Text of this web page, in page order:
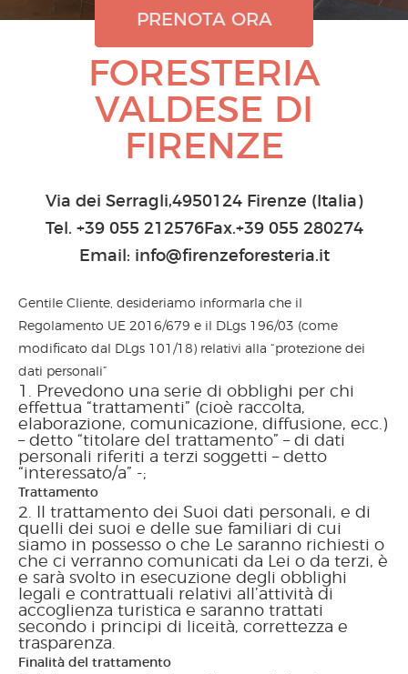
PRENOTA ORA
PRENOTA ORA
PRENOTA ORA
FORESTERIA
VALDESE DI
FIRENZE
Via dei Serragli,4950124 Firenze (Italia)
Tel. +39 055 212576Fax.+39 055 280274
Email: info@firenzeforesteria.it
Gentile Cliente, desideriamo informarla che il
Regolamento UE 2016/679 e il DLgs 196/03 (come
modificato dal DLgs 101/18) relativi alla “protezione dei
dati personali”
Prevedono una serie di obblighi per chi
effettua “trattamenti” (cioè raccolta,
elaborazione, comunicazione, diffusione, ecc.)
– detto “titolare del trattamento” – di dati
personali riferiti a terzi soggetti – detto
“interessato/a” -;
Trattamento
Il trattamento dei Suoi dati personali, e di
quelli dei suoi e delle sue familiari di cui
siamo in possesso o che Le saranno richiesti o
che ci verranno comunicati da Lei o da terzi, è
e sarà svolto in esecuzione degli obblighi
legali e contrattuali relativi all’attività di
accoglienza turistica e saranno trattati
secondo i principi di liceità, correttezza e
trasparenza.
Finalità del trattamento